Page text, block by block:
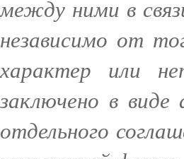
между ними в
независимо от
характер или
заключено в
отдельного